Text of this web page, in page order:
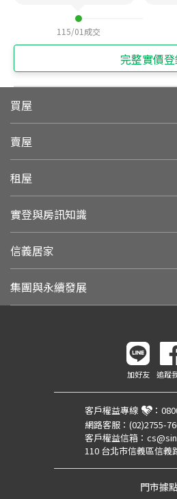
115/01 成交
完整實價
買屋
賣屋
租屋
實登與房訊知識
信義居家
集團與永續發展
加好友 追蹤
客戶權益專線 ：
網路客服： (02)2755-
客戶權益信箱：
110 台北市信義區信義
門市據